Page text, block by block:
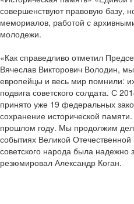
совершенствуют правовую базу,
мемориалов, работой с
молодежи.
«Как справедливо отметил
Вячеслав Викторович Володин,
европейцы и весь мир помнили:
подвига советского солдата. С
принято уже 19 федеральных
сохранение исторической
прошлом году. Мы продолжим
событиях Великой
советского народа была
резюмировал Александр Коган.